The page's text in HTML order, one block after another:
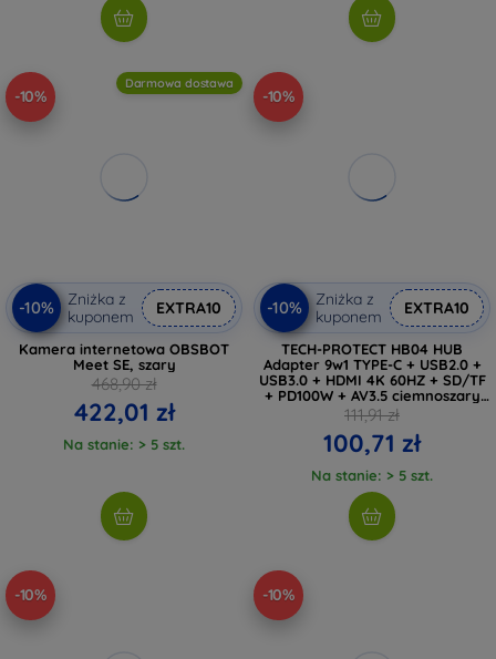
-10%
Darmowa dostawa
-10%
Zniżka z
kuponem
EXTRA10
Kamera internetowa OBSBOT
Meet SE, szary
468,90 zł
422,01 zł
Na stanie: > 5 szt.
-10%
-10%
Zniżka z
kuponem
EXTRA10
TECH-PROTECT HB04 HUB
Adapter 9w1 TYPE-C + USB2.0 +
USB3.0 + HDMI 4K 60HZ + SD/TF
+ PD100W + AV3.5 ciemnoszary
(5906302360536)
111,91 zł
100,71 zł
Na stanie: > 5 szt.
-10% -10%